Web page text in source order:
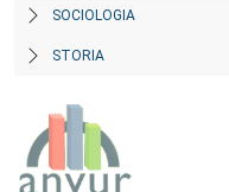
SOCIOLOGIA
STORIA